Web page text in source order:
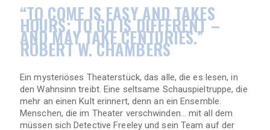
“TO COME IS EASY AND TAKES
HOURS; TO GO IS DIFFERENT –
AND MAY TAKE CENTURIES.”
ROBERT W. CHAMBERS
Ein mysteriöses Theaterstück, das alle, die es lesen, in
den Wahnsinn treibt. Eine seltsame Schauspieltruppe, die
mehr an einen Kult erinnert, denn an ein Ensemble.
Menschen, die im Theater verschwinden… mit all dem
müssen sich Detective Freeley und sein Team auf der